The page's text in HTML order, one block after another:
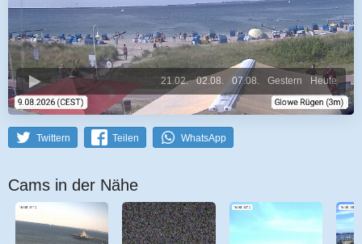
Heute
Gestern
07.08.
02.08.
21.02.
Twittern Teilen WhatsApp
Cams in der Nähe